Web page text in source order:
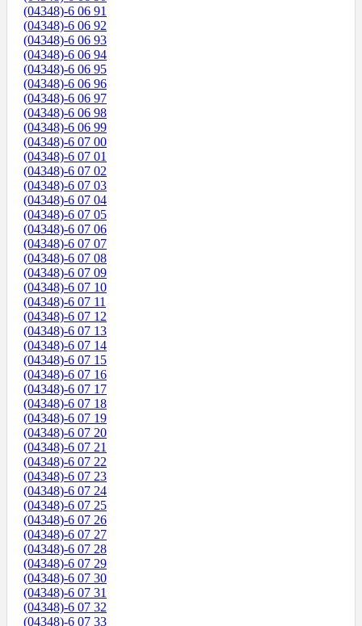
(04348)-6 06 91
(04348)-6 06 92
(04348)-6 06 93
(04348)-6 06 94
(04348)-6 06 95
(04348)-6 06 96
(04348)-6 06 97
(04348)-6 06 98
(04348)-6 06 99
(04348)-6 07 00
(04348)-6 07 01
(04348)-6 07 02
(04348)-6 07 03
(04348)-6 07 04
(04348)-6 07 05
(04348)-6 07 06
(04348)-6 07 07
(04348)-6 07 08
(04348)-6 07 09
(04348)-6 07 10
(04348)-6 07 11
(04348)-6 07 12
(04348)-6 07 13
(04348)-6 07 14
(04348)-6 07 15
(04348)-6 07 16
(04348)-6 07 17
(04348)-6 07 18
(04348)-6 07 19
(04348)-6 07 20
(04348)-6 07 21
(04348)-6 07 22
(04348)-6 07 23
(04348)-6 07 24
(04348)-6 07 25
(04348)-6 07 26
(04348)-6 07 27
(04348)-6 07 28
(04348)-6 07 29
(04348)-6 07 30
(04348)-6 07 31
(04348)-6 07 32
(04348)-6 07 33